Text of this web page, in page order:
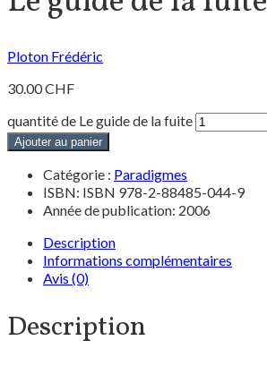
Ploton Frédéric
30.00CHF
quantité de Le guide de la fuite
Ajouter au panier
Catégorie : Paradigmes
ISBN: ISBN 978-2-88485-044-9
Année de publication: 2006
Description
Informations complémentaires
Avis (0)
Description